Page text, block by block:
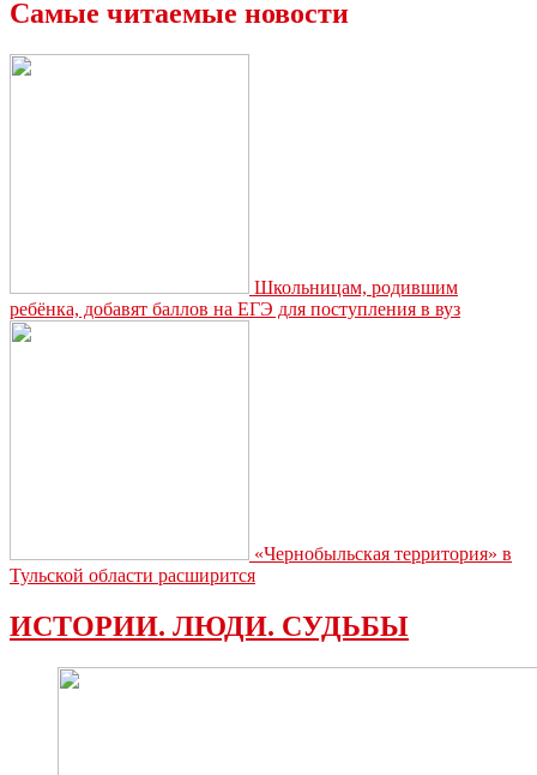
Самые читаемые новости
Школьницам, родившим
ребёнка, добавят баллов на ЕГЭ для поступления в вуз
«Чернобыльская территория» в
Тульской области расширится
ИСТОРИИ. ЛЮДИ. СУДЬБЫ